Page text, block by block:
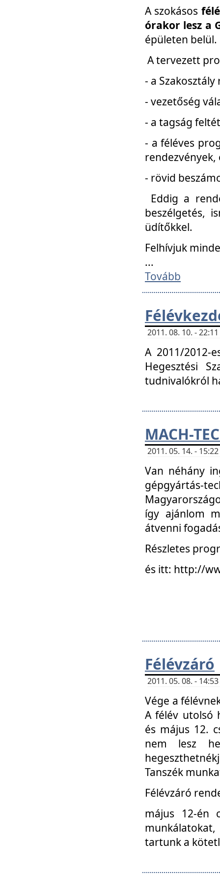
A szokásos
órakor lesz a
épületen belül.
A tervezett
- a
- vezetőség
- a tagság
- a féléves
- rövid
Eddig a
beszélgetés,
üdítőkkel.
Felhívjuk
...
Tovább
2011. 08. 10. -
A 2011/2012-
Hegesztési
tudnivalókról
MACH-
2011. 05. 14. -
Van néhány
gépgyártás-
így ajánlom
átvenni
Részletes
és itt: http://
Félévzáró
2011. 05. 08. -
Vége a
A félév utolsó
és május 12.
nem lesz
Tanszék
Félévzáró
május 12-én
tartunk a